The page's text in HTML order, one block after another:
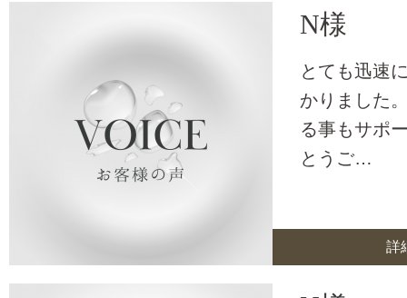
N様
とても迅速
かりました
る事もサポ
とうご…
詳